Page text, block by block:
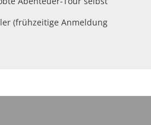
(frühzeitige Anmeldung